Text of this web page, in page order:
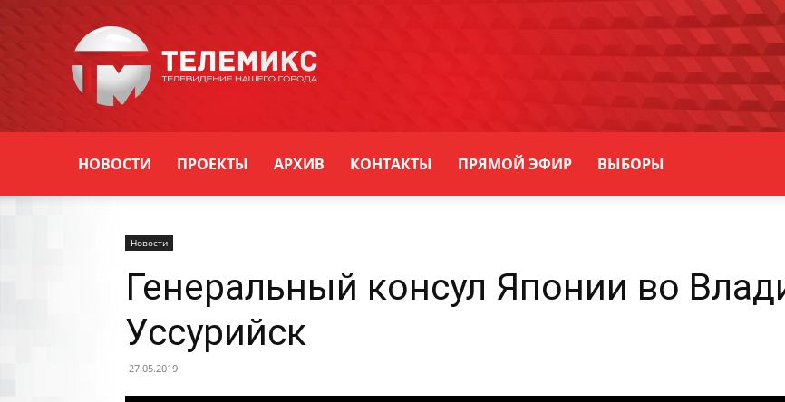
Уссурийска
НОВОСТИ ПРОЕКТЫ АРХИВ КОНТАКТЫ ПРЯМОЙ ЭФИР ВЫБОРЫ
Новости
Генеральный консул Японии во
Уссурийск
27.05.2019